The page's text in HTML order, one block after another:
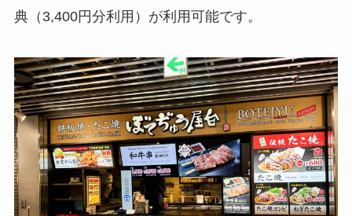
典（3,400円分利用）が利用可能です。